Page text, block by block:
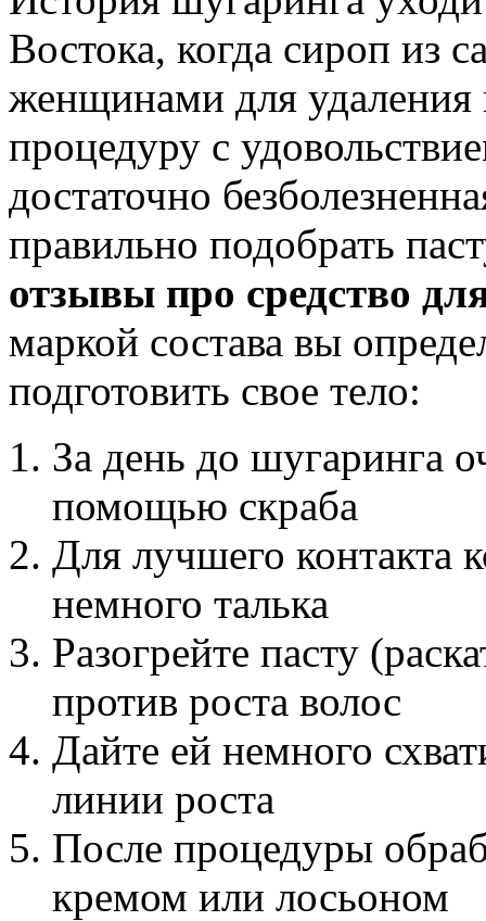
Востока, когда сироп из
женщинами для удаления
процедуру с
достаточно
правильно подобрать
отзывы про средство
маркой состава вы
подготовить свое тело:
За день до шугаринга
помощью скраба
Для лучшего контакта
немного талька
Разогрейте пасту
против роста волос
Дайте ей немного
линии роста
После процедуры
кремом или лосьоном